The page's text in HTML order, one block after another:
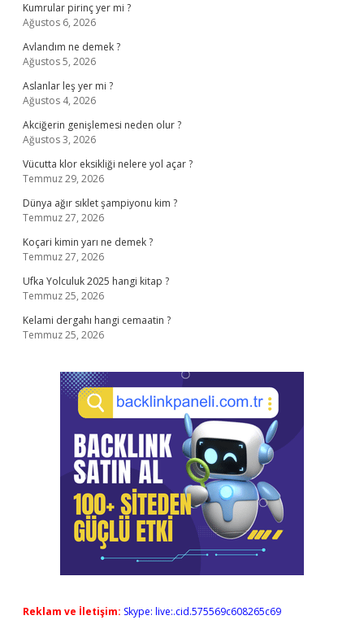
Kumrular pirinç yer mi ?
Ağustos 6, 2026
Avlandım ne demek ?
Ağustos 5, 2026
Aslanlar leş yer mi ?
Ağustos 4, 2026
Akciğerin genişlemesi neden olur ?
Ağustos 3, 2026
Vücutta klor eksikliği nelere yol açar ?
Temmuz 29, 2026
Dünya ağır sıklet şampiyonu kim ?
Temmuz 27, 2026
Koçari kimin yarı ne demek ?
Temmuz 27, 2026
Ufka Yolculuk 2025 hangi kitap ?
Temmuz 25, 2026
Kelami dergahı hangi cemaatin ?
Temmuz 25, 2026
Reklam ve İletişim: Skype: live:.cid.575569c608265c69